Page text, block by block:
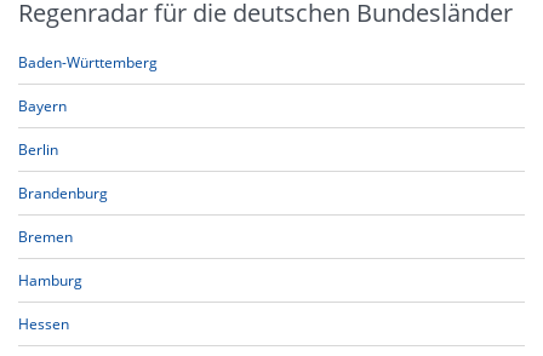
Regenradar für die deutschen Bundesländer
Baden-Württemberg
Bayern
Berlin
Brandenburg
Bremen
Hamburg
Hessen